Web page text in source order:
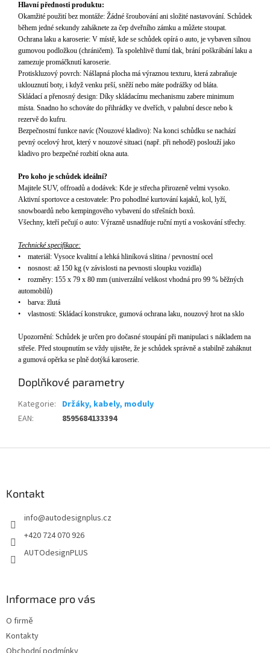
Hlavní přednosti produktu:
Okamžité použití bez montáže: Žádné šroubování ani složité nastavování. Schůdek
během jedné sekundy zaháknete za čep dveřního zámku a můžete stoupat.
Ochrana laku a karoserie: V místě, kde se schůdek opírá o auto, je vybaven silnou
gumovou podložkou (chráničem). Ta spolehlivě tlumí tlak, brání poškrábání laku a
zamezuje promáčknutí karoserie.
Protiskluzový povrch: Nášlapná plocha má výraznou texturu, která zabraňuje
uklouznutí boty, i když venku prší, sněží nebo máte podrážky od bláta.
Skládací a přenosný design: Díky skládacímu mechanismu zabere minimum
místa. Snadno ho schováte do přihrádky ve dveřích, v palubní desce nebo k
rezervě do kufru.
Bezpečnostní funkce navíc (Nouzové kladivo): Na konci schůdku se nachází
pevný ocelový hrot, který v nouzové situaci (např. při nehodě) poslouží jako
kladivo pro bezpečné rozbití okna auta.
Pro koho je schůdek ideální?
Majitele SUV, offroadů a dodávek: Kde je střecha přirozeně velmi vysoko.
Aktivní sportovce a cestovatele: Pro pohodlné kurtování kajaků, kol, lyží,
snowboardů nebo kempingového vybavení do střešních boxů.
Všechny, kteří pečují o auto: Výrazně usnadňuje ruční mytí a voskování střechy.
Technické specifikace:
• materiál: Vysoce kvalitní a lehká hliníková slitina / pevnostní ocel
• nosnost: až 150 kg (v závislosti na pevnosti sloupku vozidla)
• rozměry: 155 x 79 x 80 mm (univerzální velikost vhodná pro 99 % běžných
automobilů)
• barva: žlutá
• vlastnosti: Skládací konstrukce, gumová ochrana laku, nouzový hrot na sklo
Upozornění: Schůdek je určen pro dočasné stoupání při manipulaci s nákladem na
střeše. Před stoupnutím se vždy ujistěte, že je schůdek správně a stabilně zaháknut
a gumová opěrka se plně dotýká karoserie.
Doplňkové parametry
Kategorie: Držáky, kabely, moduly
EAN: 8595684133394
Kontakt
info@autodesignplus.cz
+420 724 070 926
AUTOdesignPLUS
Informace pro vás
O firmě
Kontakty